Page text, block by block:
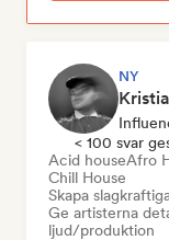
NY
< 100 svar
Acid houseAfro
Chill House
Skapa
Ge artisterna
ljud/produktion